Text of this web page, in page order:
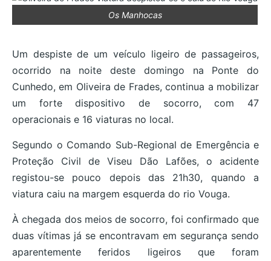
Os Manhocas
Um despiste de um veículo ligeiro de passageiros,
ocorrido na noite deste domingo na Ponte do
Cunhedo, em Oliveira de Frades, continua a mobilizar
um forte dispositivo de socorro, com 47
operacionais e 16 viaturas no local.
Segundo o Comando Sub-Regional de Emergência e
Proteção Civil de Viseu Dão Lafões, o acidente
registou-se pouco depois das 21h30, quando a
viatura caiu na margem esquerda do rio Vouga.
À chegada dos meios de socorro, foi confirmado que
duas vítimas já se encontravam em segurança sendo
aparentemente feridos ligeiros que foram